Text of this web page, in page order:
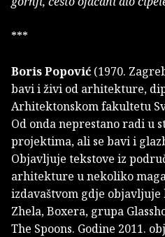
***
Boris Popović (1970.
bavi i živi od arhitekture,
Arhitektonskom fakultetu
Od onda neprestano radi u
projektima, ali se bavi i
Objavljuje tekstove iz
arhitekture u nekoliko
izdavaštvom gdje objavljuje
Zhela, Boxera, grupa
The Spoons. Godine 2011.